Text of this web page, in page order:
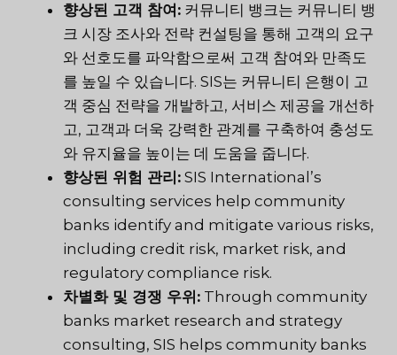
향상된 고객 참여: 커뮤니티 뱅크는 커뮤니티 뱅
크 시장 조사와 전략 컨설팅을 통해 고객의 요구
와 선호도를 파악함으로써 고객 참여와 만족도
를 높일 수 있습니다. SIS는 커뮤니티 은행이 고
객 중심 전략을 개발하고, 서비스 제공을 개선하
고, 고객과 더욱 강력한 관계를 구축하여 충성도
와 유지율을 높이는 데 도움을 줍니다.
향상된 위험 관리: SIS International’s
consulting services help community
banks identify and mitigate various risks,
including credit risk, market risk, and
regulatory compliance risk.
차별화 및 경쟁 우위: Through community
banks market research and strategy
consulting, SIS helps community banks